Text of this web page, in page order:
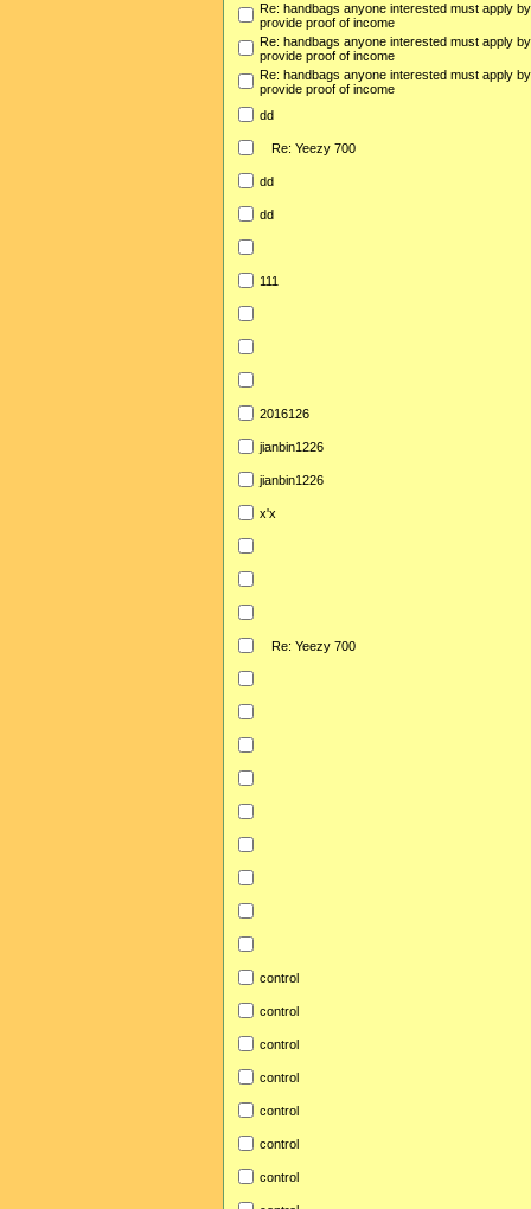
Re: handbags anyone interested must apply
provide proof of income
Re: handbags anyone interested must apply
provide proof of income
Re: handbags anyone interested must apply
provide proof of income
dd
Re: Yeezy 700
dd
dd
111
2016126
jianbin1226
jianbin1226
x'x
Re: Yeezy 700
control
control
control
control
control
control
control